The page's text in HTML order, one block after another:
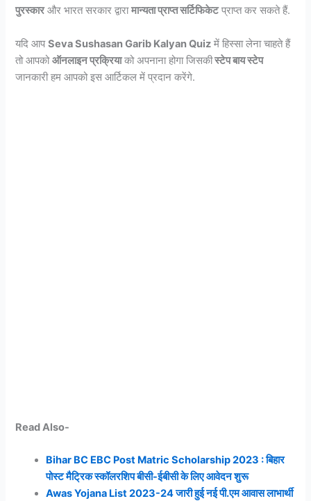
पुरस्कारऔर भारत सरकार द्वारामान्यता प्राप्त सर्टिफिकेटप्राप्त कर सकते हैं.
यदि आपSeva Sushasan Garib Kalyan Quiz में हिस्सा लेना चाहते हैं
तो आपकोऑनलाइन प्रक्रियाको अपनाना होगा जिसकीस्टेप बाय स्टेप
जानकारी हम आपको इस आर्टिकल में प्रदान करेंगे.
Read Also-
Bihar BC EBC Post Matric Scholarship 2023 : बिहार
पोस्ट मैट्रिक स्कॉलरशिप बीसी-ईबीसी के लिए आवेदन शुरू
Awas Yojana List 2023-24 जारी हुई नई पी.एम आवास लाभार्थी